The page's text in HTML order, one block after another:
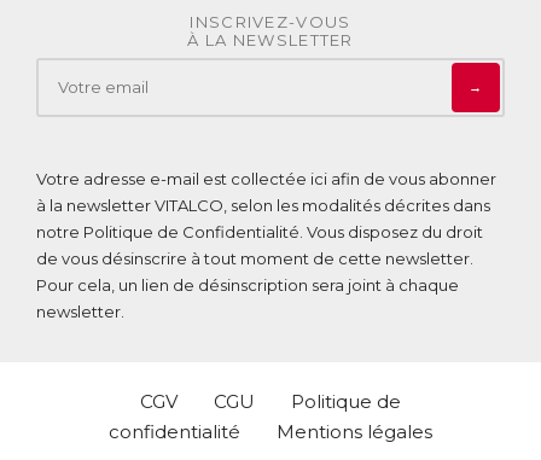
INSCRIVEZ-VOUS
À LA NEWSLETTER
→
Votre adresse e-mail est collectée ici afin de vous abonner
à la newsletter VITALCO, selon les modalités décrites dans
notre Politique de Confidentialité . Vous disposez du droit
de vous désinscrire à tout moment de cette newsletter.
Pour cela, un lien de désinscription sera joint à chaque
newsletter.
CGV CGU
Politique de
confidentialité
Mentions légales